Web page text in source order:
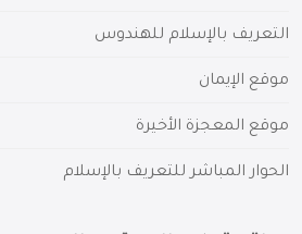
التعريف بالإسلام للهندوس
موقع الإيمان
موقع المعجزة الأخيرة
الحوار المباشر للتعريف بالإسلام